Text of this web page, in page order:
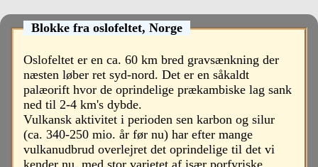
Blokke fra oslofeltet, Norge
Oslofeltet er en ca. 60 km bred gravsænkning der
næsten løber ret syd-nord. Det er en såkaldt
palæorift hvor de oprindelige prækambiske lag sank
ned til 2-4 km's dybde.
Vulkansk aktivitet i perioden sen karbon og silur
(ca. 340-250 mio. år før nu) har efter mange
vulkanudbrud overlejret det oprindelige til det vi